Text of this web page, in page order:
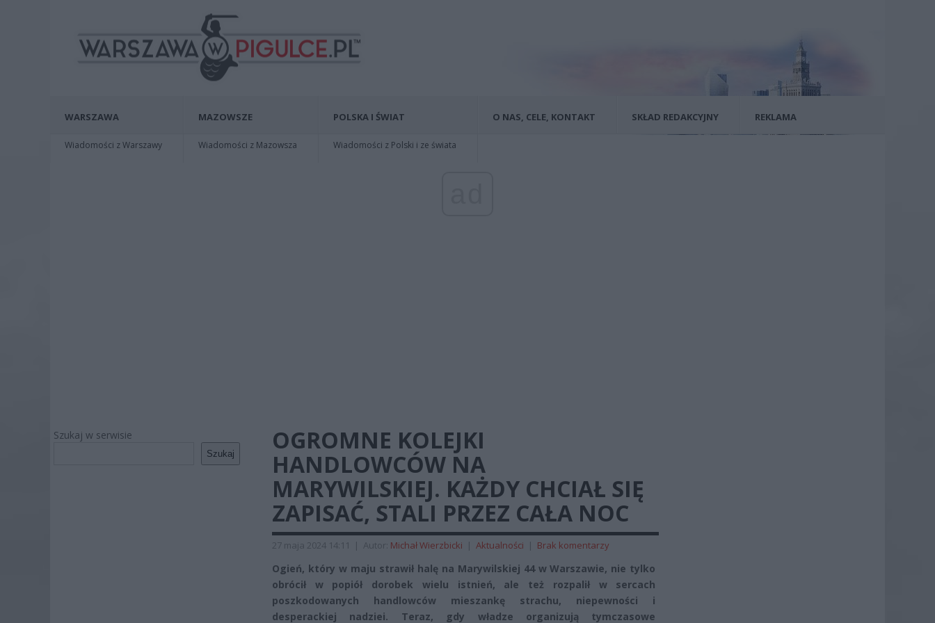
WARSZAWA
Wiadomości z Warszawy
MAZOWSZE
Wiadomości z Mazowsza
POLSKA I ŚWIAT
Wiadomości z Polski i ze świata
O NAS, CELE, KONTAKT SKŁAD REDAKCYJNY REKLAMA
Szukaj w serwisie
Szukaj
OGROMNE KOLEJKI
HANDLOWCÓW NA
MARYWILSKIEJ. KAŻDY CHCIAŁ SIĘ
ZAPISAĆ, STALI PRZEZ CAŁA NOC
27 maja 2024 14:11 | Autor: Michał Wierzbicki | Aktualności | Brak komentarzy
Ogień, który w maju strawił halę na Marywilskiej 44 w Warszawie, nie tylko
obrócił w popiół dorobek wielu istnień, ale też rozpalił w sercach
poszkodowanych handlowców mieszankę strachu, niepewności i
desperackiej nadziei. Teraz, gdy władze organizują tymczasowe